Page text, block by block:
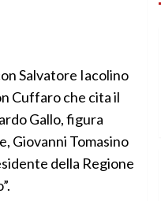
Salvatore Iacolino
Cuffaro che cita il
Gallo, figura
Giovanni Tomasino
della Regione